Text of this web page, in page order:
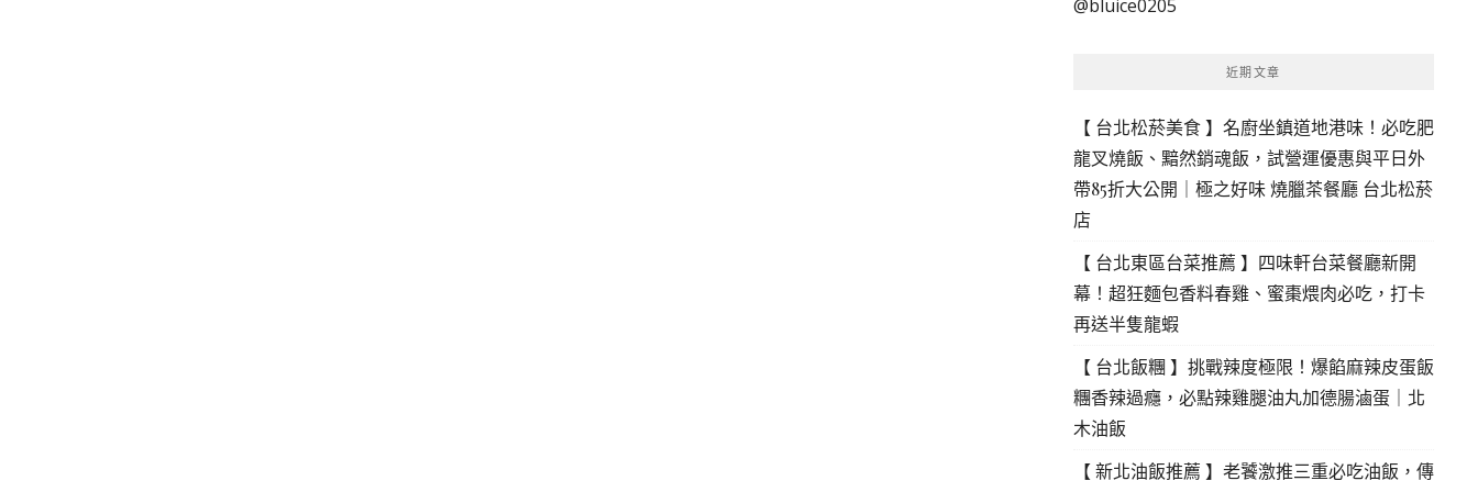
鍵
@bluice0205
近期文章
【 台北松菸美食 】名廚坐鎮道地港味！必吃肥
龍叉燒飯、黯然銷魂飯，試營運優惠與平日外
帶85折大公開｜極之好味 燒臘茶餐廳 台北松菸
店
【 台北東區台菜推薦 】四味軒台菜餐廳新開
幕！超狂麵包香料春雞、蜜棗煨肉必吃，打卡
再送半隻龍蝦
【 台北飯糰 】挑戰辣度極限！爆餡麻辣皮蛋飯
糰香辣過癮，必點辣雞腿油丸加德腸滷蛋｜北
木油飯
【 新北油飯推薦 】老饕激推三重必吃油飯，傳